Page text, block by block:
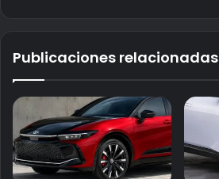
Publicaciones relacionadas